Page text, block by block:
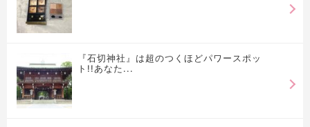
『石切神社』は超のつくほどパワースポッ
ト!!あなた...